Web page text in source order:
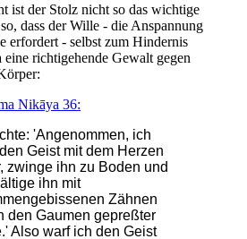
ist der Stolz nicht so das wichtige
dass der Wille - die Anspannung
erfordert - selbst zum Hindernis
richtigehende Gewalt gegen
Nikāya 36:
'Angenommen, ich
Geist mit dem Herzen
zwinge ihn zu Boden und
ihn mit
Zähnen
den Gaumen gepreßter
Also warf ich den Geist